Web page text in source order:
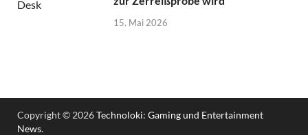
15. Mai 2026
Copyright © 2026Technoloki: Gaming und Entertainment
News.